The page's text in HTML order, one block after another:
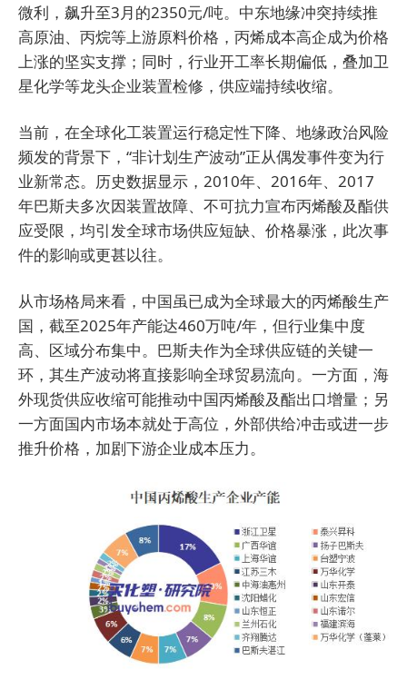
微利，飙升至3月的2350元/吨。中东地缘冲突持续推
高原油、丙烷等上游原料价格，丙烯成本高企成为价格
上涨的坚实支撑；同时，行业开工率长期偏低，叠加卫
星化学等龙头企业装置检修，供应端持续收缩。
当前，在全球化工装置运行稳定性下降、地缘政治风险
频发的背景下，“非计划生产波动”正从偶发事件变为行
业新常态。历史数据显示，2010年、2016年、2017
年巴斯夫多次因装置故障、不可抗力宣布丙烯酸及酯供
应受限，均引发全球市场供应短缺、价格暴涨，此次事
件的影响或更甚以往。
从市场格局来看，中国虽已成为全球最大的丙烯酸生产
国，截至2025年产能达460万吨/年，但行业集中度
高、区域分布集中。巴斯夫作为全球供应链的关键一
环，其生产波动将直接影响全球贸易流向。一方面，海
外现货供应收缩可能推动中国丙烯酸及酯出口增量；另
一方面国内市场本就处于高位，外部供给冲击或进一步
推升价格，加剧下游企业成本压力。